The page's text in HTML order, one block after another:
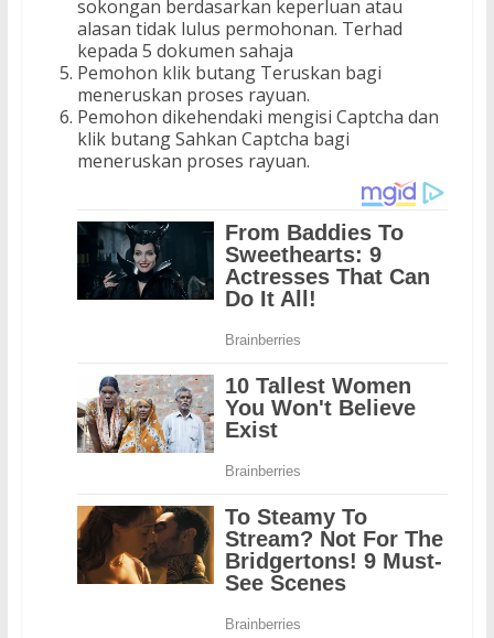
sokongan berdasarkan keperluan atau
alasan tidak lulus permohonan. Terhad
kepada 5 dokumen sahaja
Pemohon klik butang Teruskan bagi
meneruskan proses rayuan.
Pemohon dikehendaki mengisi Captcha dan
klik butang Sahkan Captcha bagi
meneruskan proses rayuan.